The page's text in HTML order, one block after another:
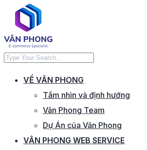
VỀ VÂN PHONG
Tầm nhìn và định hướng
Vân Phong Team
Dự Án của Vân Phong
VÂN PHONG WEB SERVICE